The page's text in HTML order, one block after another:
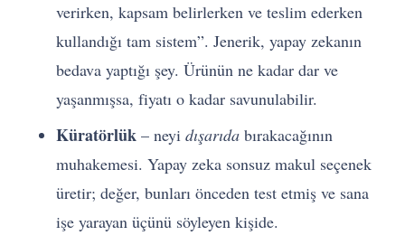
verirken, kapsam belirlerken ve teslim ederken
kullandığı tam sistem”. Jenerik, yapay zekanın
bedava yaptığı şey. Ürünün ne kadar dar ve
yaşanmışsa, fiyatı o kadar savunulabilir.
Küratörlük – neyidışarıda bırakacağının
muhakemesi. Yapay zeka sonsuz makul seçenek
üretir; değer, bunları önceden test etmiş ve sana
işe yarayan üçünü söyleyen kişide.